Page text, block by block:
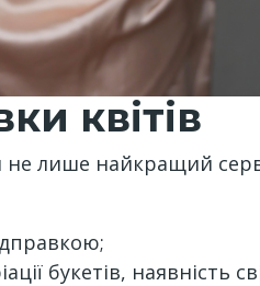
квітів
не лише найкращий
букетів, наявність